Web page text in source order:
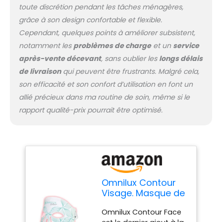
monde entier. Omnilux
Contour est approuvé
indications médicales
et soutenu par des
études publiées.
toute discrétion pendant les tâches ménagères,
grâce à son design confortable et flexible.
Cependant, quelques points à améliorer subsistent,
notamment lesproblèmes de chargeet un service
après-vente décevant, sans oublier les longs délais
de livraisonqui peuvent être frustrants. Malgré cela,
son efficacité et son confort d’utilisation en font un
allié précieux dans ma routine de soin, même si le
rapport qualité-prix pourrait être optimisé.
Omnilux Contour
Visage. Masque de
portable et flexible
Omnilux Contour Face